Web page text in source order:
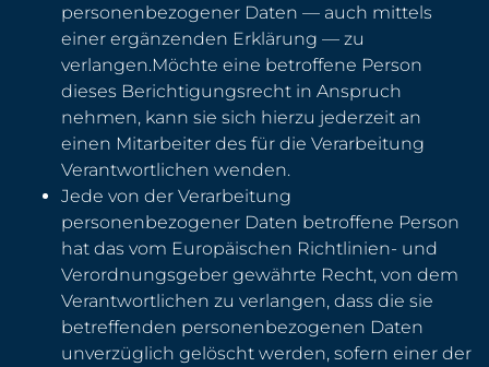
personenbezogener Daten — auch mittels
einer ergänzenden Erklärung — zu
verlangen.Möchte eine betroffene Person
dieses Berichtigungsrecht in Anspruch
nehmen, kann sie sich hierzu jederzeit an
einen Mitarbeiter des für die Verarbeitung
Verantwortlichen wenden.
Jede von der Verarbeitung
personenbezogener Daten betroffene Person
hat das vom Europäischen Richtlinien- und
Verordnungsgeber gewährte Recht, von dem
Verantwortlichen zu verlangen, dass die sie
betreffenden personenbezogenen Daten
unverzüglich gelöscht werden, sofern einer der